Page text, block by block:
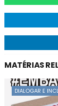
MATÉRIAS
DIALOGAR E